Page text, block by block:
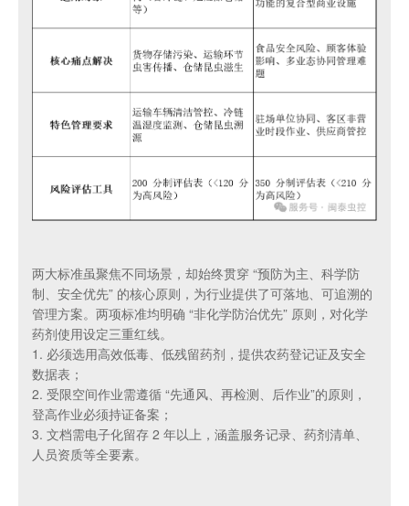
两大标准虽聚焦不同场景，却始终贯穿 “预防为主、科学防
制、安全优先” 的核心原则，为行业提供了可落地、可追溯的
管理方案。两项标准均明确 “非化学防治优先” 原则，对化学
药剂使用设定三重红线。
1. 必须选用高效低毒、低残留药剂，提供农药登记证及安全
数据表；
2. 受限空间作业需遵循 “先通风、再检测、后作业”的原则，
登高作业必须持证备案；
3. 文档需电子化留存 2 年以上，涵盖服务记录、药剂清单、
人员资质等全要素。